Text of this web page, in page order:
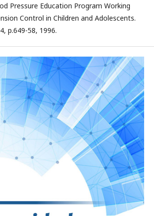
Pressure Education Program Working
Control in Children and Adolescents.
p.649-58, 1996.